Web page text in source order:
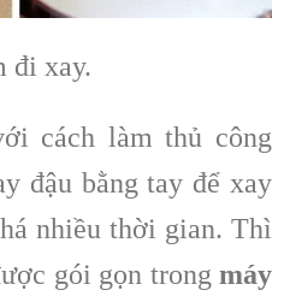
đi xay.
cách làm thủ công
đậu bằng tay để xay
nhiều thời gian. Thì
gói gọn trong máy